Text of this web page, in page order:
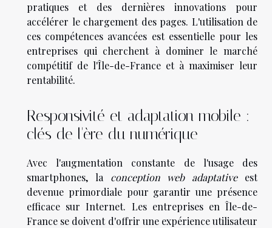
pratiques et des dernières innovations pour
accélérer le chargement des pages. L'utilisation de
ces compétences avancées est essentielle pour les
entreprises qui cherchent à dominer le marché
compétitif de l'Île-de-France et à maximiser leur
rentabilité.
Responsivité et adaptation mobile :
clés de l'ère du numérique
Avec l'augmentation constante de l'usage des
smartphones, la conception web adaptativeest
devenue primordiale pour garantir une présence
efficace sur Internet. Les entreprises en Île-de-
France se doivent d'offrir une expérience utilisateur